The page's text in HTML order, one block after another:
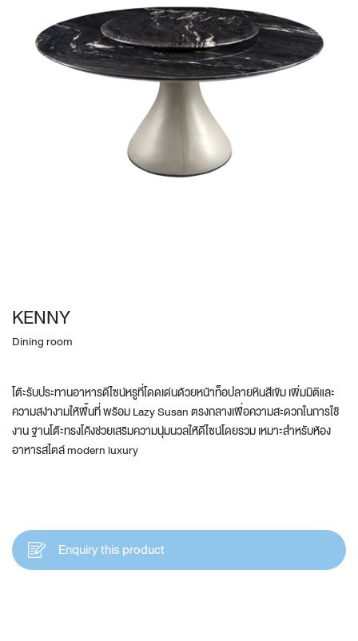
KENNY
Dining room
โต๊ะรับประทานอาหารดีไซน์หรูที่โดดเด่นด้วยหน้าท็อปลายหินสีเข้ม เพิ่มมิติและ
ความสง่างามให้พื้นที่ พร้อม Lazy Susan ตรงกลางเพื่อความสะดวกในการใช้
งาน ฐานโต๊ะทรงโค้งช่วยเสริมความนุ่มนวลให้ดีไซน์โดยรวม เหมาะสำหรับห้อง
อาหารสไตล์ modern luxury
Enquiry this product